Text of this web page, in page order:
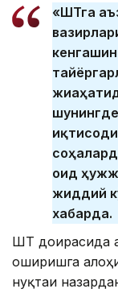
«ШҲТга
оид
жиддий
хабарда.
ШҲТ доирасида
оширишга
нуқтаи